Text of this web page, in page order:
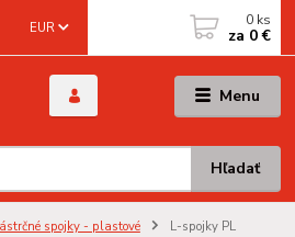
Menu
EUR
Hľadať
0 ks
za 0 €
spojky - plastové L-spojky PL